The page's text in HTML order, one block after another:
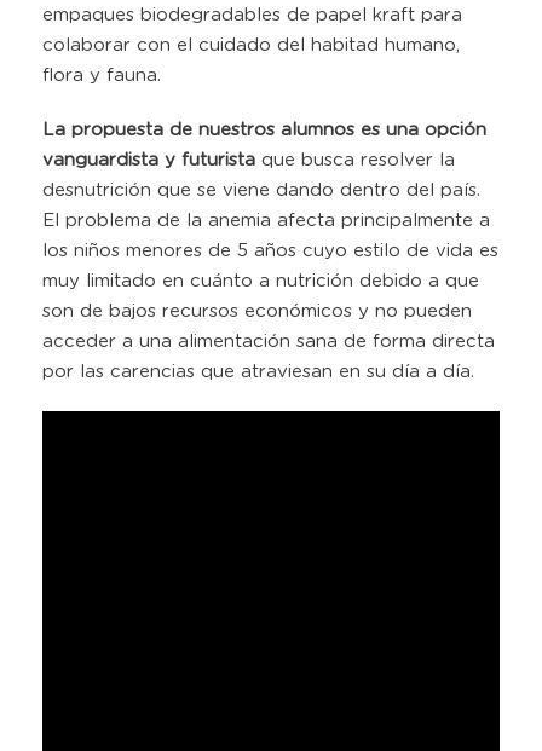
empaques biodegradables de papel kraft para
colaborar con el cuidado del habitad humano,
flora y fauna.
La propuesta de nuestros alumnos es una opción
vanguardista y futurista que busca resolver la
desnutrición que se viene dando dentro del país.
El problema de la anemia afecta principalmente a
los niños menores de 5 años cuyo estilo de vida es
muy limitado en cuánto a nutrición debido a que
son de bajos recursos económicos y no pueden
acceder a una alimentación sana de forma directa
por las carencias que atraviesan en su día a día.